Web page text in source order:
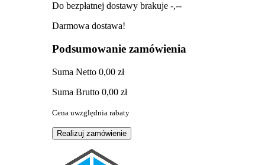
Do bezpłatnej dostawy brakuje -,--
Darmowa dostawa!
Podsumowanie zamówienia
Suma Netto 0,00 zł
Suma Brutto 0,00 zł
Cena uwzględnia rabaty
Realizuj zamówienie